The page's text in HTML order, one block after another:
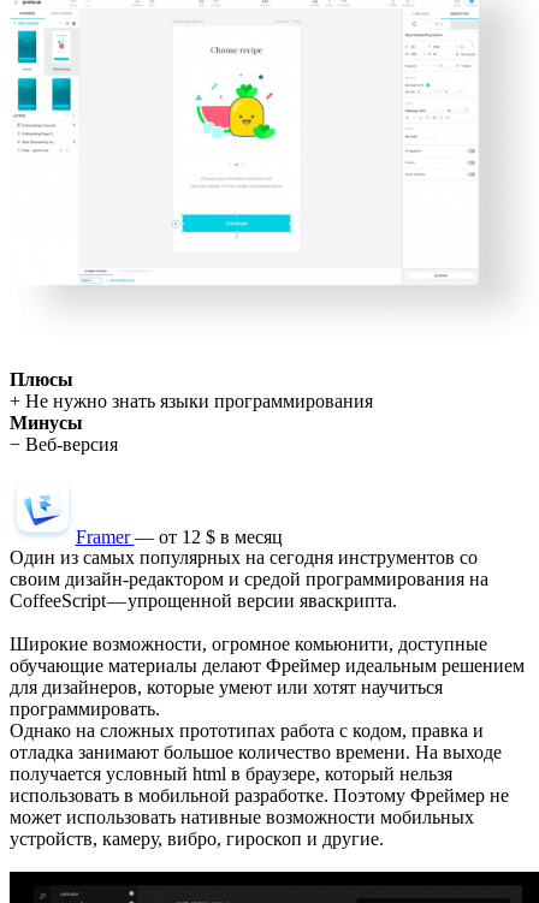
Плюсы
+ Не нужно знать языки программирования
Минусы
− Веб-версия
Framer— от 12 $ в месяц
Один из самых популярных на сегодня инструментов со
своим дизайн-редактором и средой программирования на
CoffeeScript — упрощенной версии яваскрипта.
Широкие возможности, огромное комьюнити, доступные
обучающие материалы делают Фреймер идеальным решением
для дизайнеров, которые умеют или хотят научиться
программировать.
Однако на сложных прототипах работа с кодом, правка и
отладка занимают большое количество времени. На выходе
получается условный html в браузере, который нельзя
использовать в мобильной разработке. Поэтому Фреймер не
может использовать нативные возможности мобильных
устройств, камеру, вибро, гироскоп и другие.